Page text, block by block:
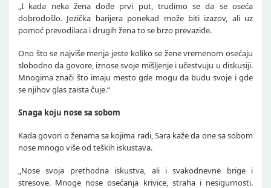
„I kada neka žena dođe prvi put, trudimo se da se oseća
dobrodošlo. Jezička barijera ponekad može biti izazov, ali uz
pomoć prevodilaca i drugih žena to se brzo prevaziđe.
Ono što se najviše menja jeste koliko se žene vremenom osećaju
slobodno da govore, iznose svoje mišljenje i učestvuju u diskusiji.
Mnogima znači što imaju mesto gde mogu da budu svoje i gde
se njihov glas zaista čuje.“
Snaga koju nose sa sobom
Kada govori o ženama sa kojima radi, Sara kaže da one sa sobom
nose mnogo više od teških iskustava.
„Nose svoja prethodna iskustva, ali i svakodnevne brige i
stresove. Mnoge nose osećanja krivice, straha i nesigurnosti.